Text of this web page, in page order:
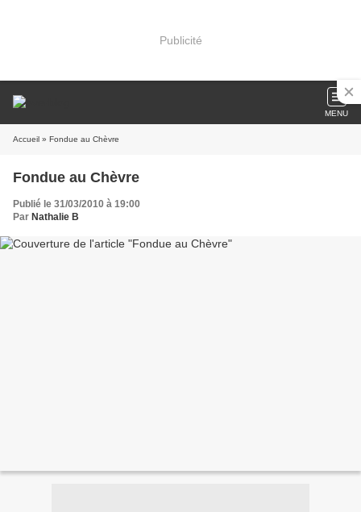
Publicité
MENU
Accueil » Fondue au Chèvre
Fondue au Chèvre
Publié le 31/03/2010 à 19:00
Par Nathalie B